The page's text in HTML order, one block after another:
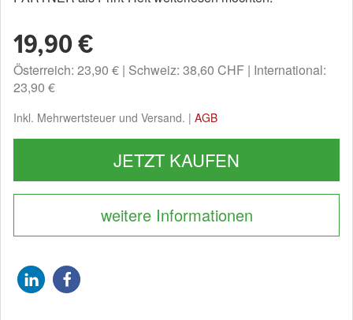
19,90 €
Österreich: 23,90 € Schweiz: 38,60 CHF International:
23,90 €
Inkl. Mehrwertsteuer und Versand. | AGB
JETZT KAUFEN
weitere Informationen